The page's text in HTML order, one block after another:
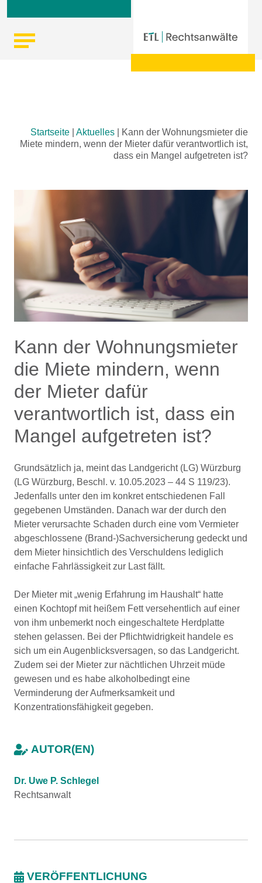
content
Startseite Aktuelles
Kann der Wohnungsmieter die
Miete mindern, wenn der Mieter dafür verantwortlich ist,
dass ein Mangel aufgetreten ist?
Kann der Wohnungsmieter
die Miete mindern, wenn
der Mieter dafür
verantwortlich ist, dass ein
Mangel aufgetreten ist?
Grundsätzlich ja, meint das Landgericht (LG) Würzburg
(LG Würzburg, Beschl. v. 10.05.2023 – 44 S 119/23).
Jedenfalls unter den im konkret entschiedenen Fall
gegebenen Umständen. Danach war der durch den
Mieter verursachte Schaden durch eine vom Vermieter
abgeschlossene (Brand-)Sachversicherung gedeckt und
dem Mieter hinsichtlich des Verschuldens lediglich
einfache Fahrlässigkeit zur Last fällt.
Der Mieter mit „wenig Erfahrung im Haushalt“ hatte
einen Kochtopf mit heißem Fett versehentlich auf einer
von ihm unbemerkt noch eingeschaltete Herdplatte
stehen gelassen. Bei der Pflichtwidrigkeit handele es
sich um ein Augenblicksversagen, so das Landgericht.
Zudem sei der Mieter zur nächtlichen Uhrzeit müde
gewesen und es habe alkoholbedingt eine
Verminderung der Aufmerksamkeit und
Konzentrationsfähigkeit gegeben.
AUTOR(EN)
Dr. Uwe P. Schlegel
Rechtsanwalt
VERÖFFENTLICHUNG